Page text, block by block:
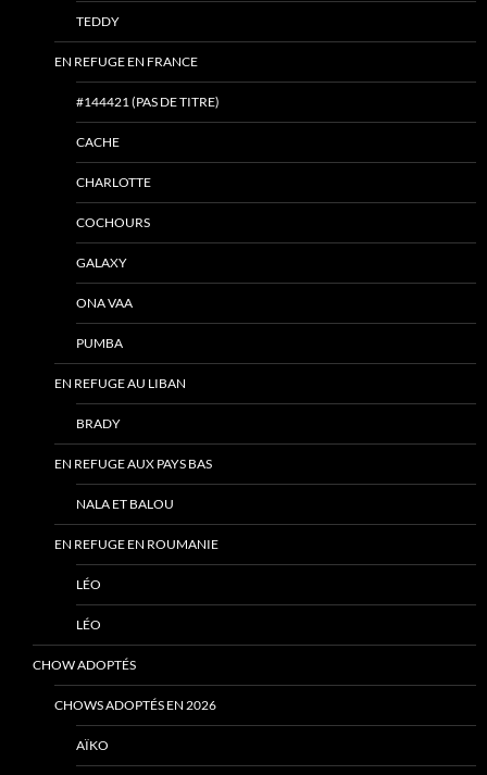
TEDDY
EN REFUGE EN FRANCE
#144421 (PAS DE TITRE)
CACHE
CHARLOTTE
COCHOURS
GALAXY
ONA VAA
PUMBA
EN REFUGE AU LIBAN
BRADY
EN REFUGE AUX PAYS BAS
NALA ET BALOU
EN REFUGE EN ROUMANIE
LÉO
LÉO
CHOW ADOPTÉS
CHOWS ADOPTÉS EN 2026
AÏKO